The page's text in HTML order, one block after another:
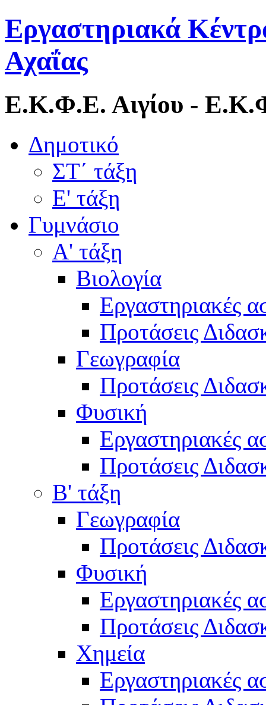
Εργαστηριακά
Αχαΐας
Ε.Κ.Φ.Ε. Αιγίου -
Δημοτικό
ΣΤ΄ τάξη
Ε' τάξη
Γυμνάσιο
Α' τάξη
Βιολογία
Εργαστηριακές
Προτάσεις
Γεωγραφία
Προτάσεις
Φυσική
Εργαστηριακές
Προτάσεις
Β' τάξη
Γεωγραφία
Προτάσεις
Φυσική
Εργαστηριακές
Προτάσεις
Χημεία
Εργαστηριακές